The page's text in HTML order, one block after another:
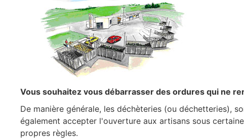
Vous souhaitez vous débarrasser des ordures qui ne
De manière générale, les déchèteries (ou déchetteries),
également accepter l'ouverture aux artisans sous
propres règles.